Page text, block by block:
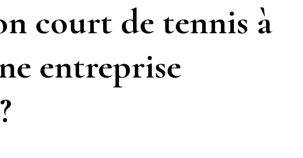
court de tennis à
entreprise